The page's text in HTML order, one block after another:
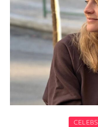
CELEBS